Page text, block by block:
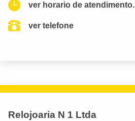
ver horario de atendimento.
ver telefone
Relojoaria N 1 Ltda